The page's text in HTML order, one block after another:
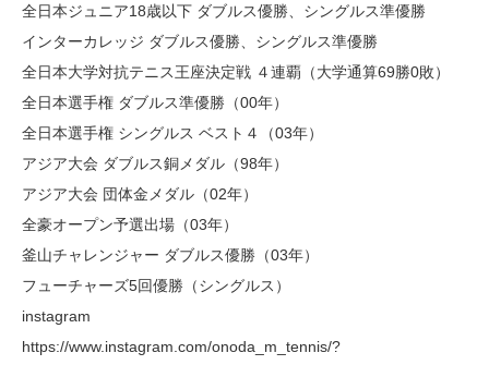
全日本ジュニア18歳以下 ダブルス優勝、シングルス準優勝
インターカレッジ ダブルス優勝、シングルス準優勝
全日本大学対抗テニス王座決定戦 ４連覇（大学通算69勝0敗）
全日本選手権 ダブルス準優勝（00年）
全日本選手権 シングルス ベスト４（03年）
アジア大会 ダブルス銅メダル（98年）
アジア大会 団体金メダル（02年）
全豪オープン予選出場（03年）
釜山チャレンジャー ダブルス優勝（03年）
フューチャーズ5回優勝（シングルス）
instagram
https://www.instagram.com/onoda_m_tennis/?